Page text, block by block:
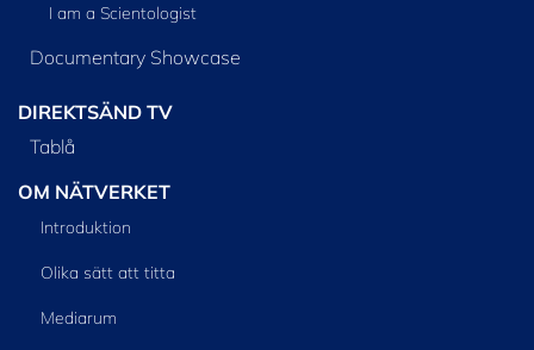
I am a Scientologist
Documentary Showcase
DIREKTSÄND TV
Tablå
OM NÄTVERKET
Introduktion
Olika sätt att titta
Mediarum